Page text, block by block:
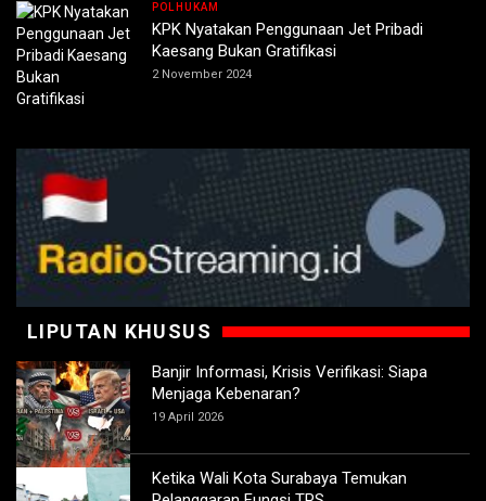
POLHUKAM
KPK Nyatakan Penggunaan Jet Pribadi
Kaesang Bukan Gratifikasi
2 November 2024
LIPUTAN KHUSUS
Banjir Informasi, Krisis Verifikasi: Siapa
Menjaga Kebenaran?
19 April 2026
Ketika Wali Kota Surabaya Temukan